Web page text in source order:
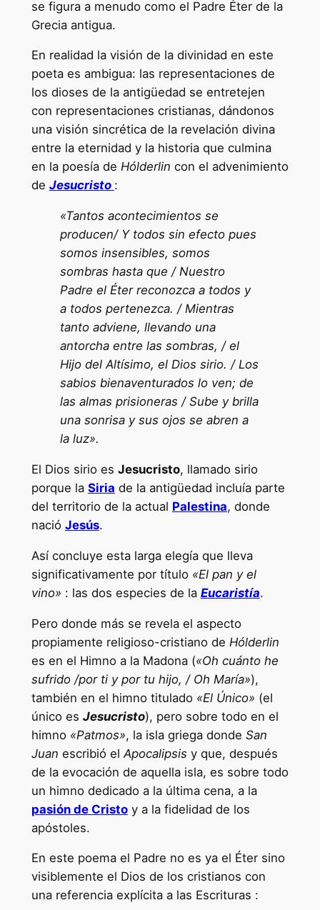
se figura a menudo como el Padre Éter de la
Grecia antigua.
En realidad la visión de la divinidad en este
poeta es ambigua: las representaciones de
los dioses de la antigüedad se entretejen
con representaciones cristianas, dándonos
una visión sincrética de la revelación divina
entre la eternidad y la historia que culmina
en la poesía de Hólderlin con el advenimiento
de Jesucristo :
«Tantos acontecimientos se
producen/ Y todos sin efecto pues
somos insensibles, somos
sombras hasta que / Nuestro
Padre el Éter reconozca a todos y
a todos pertenezca. / Mientras
tanto adviene, llevando una
antorcha entre las sombras, / el
Hijo del Altísimo, el Dios sirio. / Los
sabios bienaventurados lo ven; de
las almas prisioneras / Sube y brilla
una sonrisa y sus ojos se abren a
la luz».
El Dios sirio es Jesucristo, llamado sirio
porque la Siria de la antigüedad incluía parte
del territorio de la actual Palestina, donde
nació Jesús.
Así concluye esta larga elegía que lleva
significativamente por título «El pan y el
vino» : las dos especies de la Eucaristía.
Pero donde más se revela el aspecto
propiamente religioso-cristiano de Hólderlin
es en el Himno a la Madona («Oh cuánto he
sufrido /por ti y por tu hijo, / Oh María»),
también en el himno titulado «El Único» (el
único es Jesucristo), pero sobre todo en el
himno «Patmos», la isla griega donde San
Juan escribió el Apocalipsis y que, después
de la evocación de aquella isla, es sobre todo
un himno dedicado a la última cena, a la
pasión de Cristoy a la fidelidad de los
apóstoles.
En este poema el Padre no es ya el Éter sino
visiblemente el Dios de los cristianos con
una referencia explícita a las Escrituras :